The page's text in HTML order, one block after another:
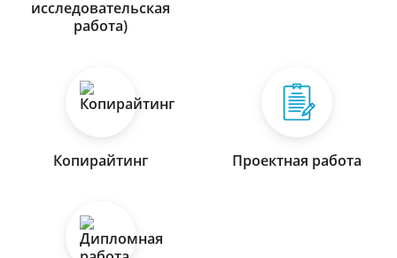
исследовательская
работа)
Копирайтинг Проектная работа